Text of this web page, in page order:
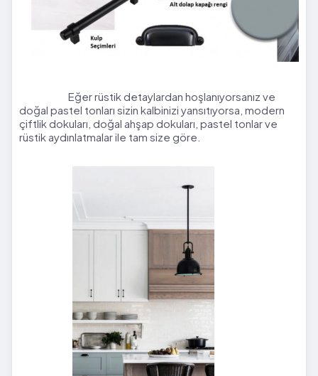
Eğer rüstik detaylardan hoşlanıyorsanız ve
doğal pastel tonları sizin kalbinizi yansıtıyorsa, modern
çiftlik dokuları, doğal ahşap dokuları, pastel tonlar ve
rüstik aydınlatmalar ile tam size göre.